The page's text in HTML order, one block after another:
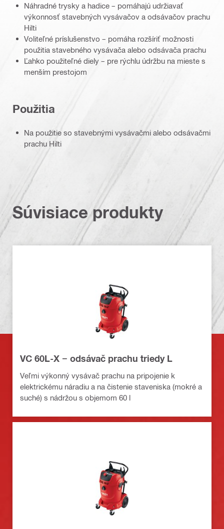
Náhradné trysky a hadice – pomáhajú udržiavať
výkonnosť stavebných vysávačov a odsávačov prachu
Hilti
Voliteľné príslušenstvo – pomáha rozšíriť možnosti
použitia stavebného vysávača alebo odsávača prachu
Ľahko použiteľné diely – pre rýchlu údržbu na mieste s
menším prestojom
Použitia
Na použitie so stavebnými vysávačmi alebo odsávačmi
prachu Hilti
Súvisiace produkty
VC 60L-X − odsávač prachu triedy L
Veľmi výkonný vysávač prachu na pripojenie k
elektrickému náradiu a na čistenie staveniska (mokré a
suché) s nádržou s objemom 60 l